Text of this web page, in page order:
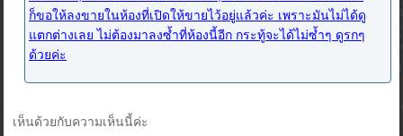
ก็ขอให้ลงขายในห้องที่เปิดให้ขายไว้อยู่แล้วค่ะ เพราะมันไม่ได้ดู
แตกต่างเลย ไม่ต้องมาลงซ้ำที่ห้องนี้อีก กระทู้จะได้ไม่ซ้ำๆ ดูรกๆ
ด้วยค่ะ
เห็นด้วยกับความเห็นนี้ค่ะ